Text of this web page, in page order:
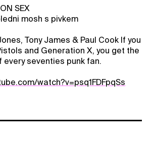
SEX
mosh s pivkem
Tony James & Paul Cook If you
and Generation X, you get the
every seventies punk fan.
watch?v=psq1FDFpqSs